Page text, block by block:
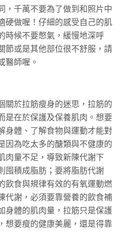
，千萬不要為了做到和照片中
硬做喔！仔細的感受自己的肌
時候不要憋氣，緩慢地深呼
節或是其他部位很不舒服，請
醫師喔。
關於拉筋瘦身的迷思，拉筋的
是在於保護及保養肌肉。想要
身體、了解食物與運動才能對
因為吃太多的醣類與不健康的
肉量不足，導致新陳代謝下
囤積成脂肪；要將脂肪代謝
飲食與規律有效的有氧運動燃
代謝，必須要靠營養的飲食補
身體的肌肉量，拉筋只是保護
想要瘦的健康美麗，還是得靠